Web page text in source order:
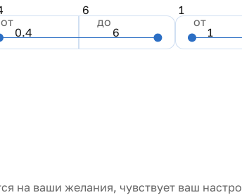
от
до
6
от
1
на ваши желания, чувствует ваш